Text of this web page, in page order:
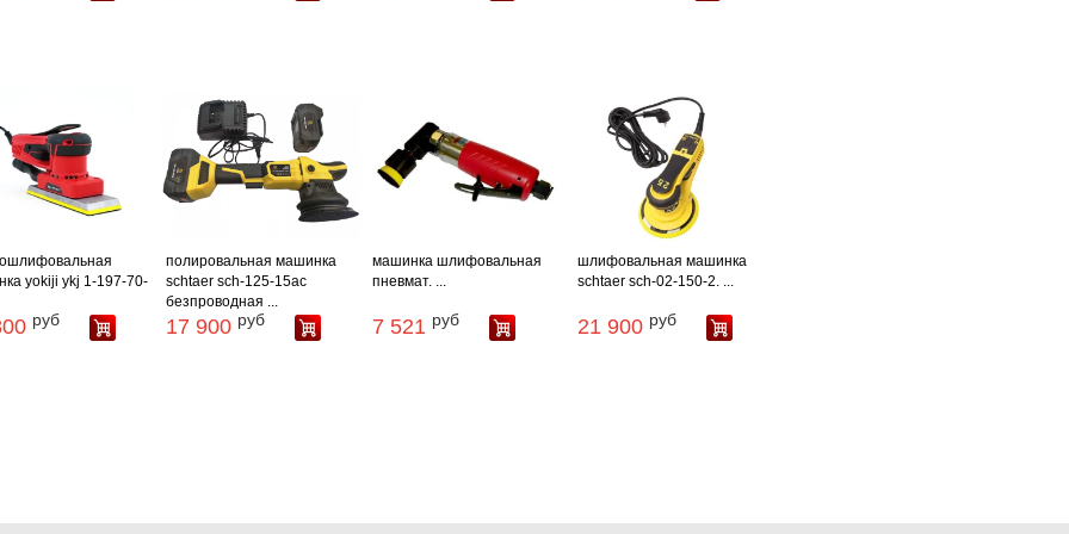
yokiji ykj 1-197-70-
руб
полировальная машинка
schtaer sch-125-15ac
безпроводная ...
17 900 руб
машинка шлифовальная
пневмат. ...
7 521 руб
шлифовальная машинка
schtaer sch-02-150-2. ...
21 900 руб